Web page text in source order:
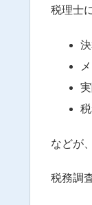
税理士
などが
税務調